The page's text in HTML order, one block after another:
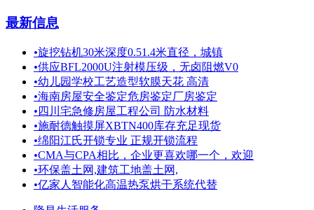
最新信息
•旋挖钻机30米深度0.51.4米直径，城镇
•供应BFL2000U注射模压级，无卤阻燃V0
•幼儿园学校工艺造型软膜天花 高清
•海南房屋安全鉴定危房鉴定厂房鉴定
• 四川宅急修房屋工程公司 防水材料
•施耐德触摸屏XBTN400库存充足现货
•绵阳江氏开锁专业 正规开锁流程
•CMA与CPA相比，企业更喜欢哪一个，欢迎
•环保盖土网,建筑工地盖土网,
•亿家人智能化高温热泵烘干系统代替